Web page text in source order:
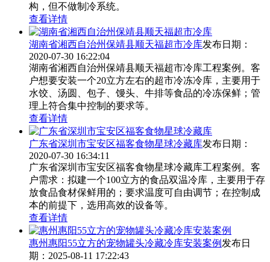
构，但不做制冷系统。
查看详情
湖南省湘西自治州保靖县顺天福超市冷库发布日期：
2020-07-30 16:22:04
湖南省湘西自治州保靖县顺天福超市冷库工程案例。客
户想要安装一个20立方左右的超市冷冻冷库，主要用于
水饺、汤圆、包子、馒头、牛排等食品的冷冻保鲜；管
理上符合集中控制的要求等。
查看详情
广东省深圳市宝安区福客食物星球冷藏库发布日期：
2020-07-30 16:34:11
广东省深圳市宝安区福客食物星球冷藏库工程案例。客
户需求：拟建一个100立方的食品双温冷库，主要用于存
放食品食材保鲜用的；要求温度可自由调节；在控制成
本的前提下，选用高效的设备等。
查看详情
惠州惠阳55立方的宠物罐头冷藏冷库安装案例 发布日
期：2025-08-11 17:22:43